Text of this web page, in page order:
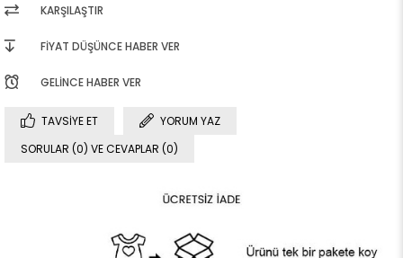
KARŞILAŞTIR
FIYAT DÜŞÜNCE HABER VER
GELINCE HABER VER
TAVSIYE ET
YORUM YAZ
SORULAR (0) VE CEVAPLAR (0)